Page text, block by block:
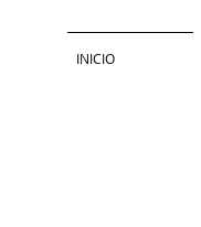
INICIO